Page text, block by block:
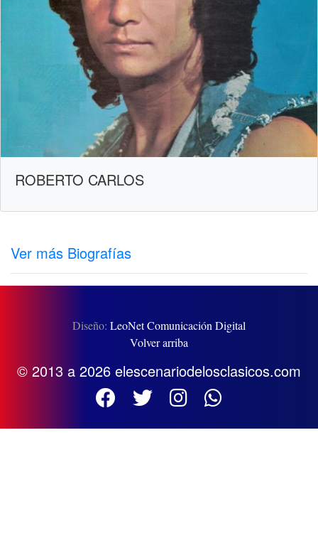
ROBERTO CARLOS
Ver más Biografías
Diseño: LeoNet Comunicación Digital
Volver arriba
© 2013 a 2026 elescenariodelosclasicos.com